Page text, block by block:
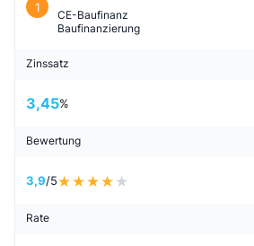
1
CE-Baufinanz
Baufinanzierung
Zinssatz
3,45%
Bewertung
3,9/5
Rate